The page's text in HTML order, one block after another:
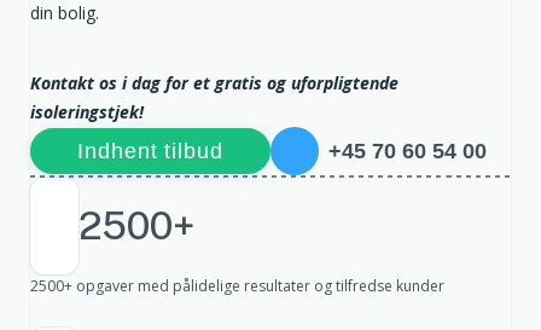
din bolig.
Kontakt os i dag for et gratis og uforpligtende
isoleringstjek!
Indhent tilbud +45 70 60 54 00
2500+
2500+ opgaver med pålidelige resultater og tilfredse kunder